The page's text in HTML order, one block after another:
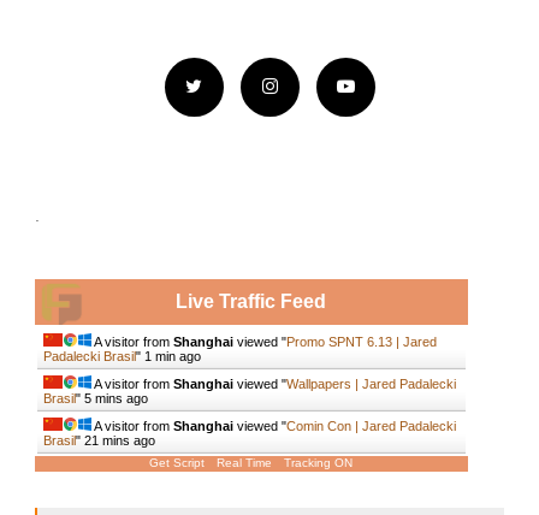
Live Traffic Feed
A visitor from Shanghaiviewed "Promo SPNT 6.13 | Jared
Padalecki Brasil" 1 min ago
A visitor from Shanghaiviewed "Wallpapers | Jared Padalecki
Brasil" 5 mins ago
A visitor from Shanghaiviewed "Comin Con | Jared Padalecki
Brasil" 21 mins ago
Get Script Real Time Tracking ON